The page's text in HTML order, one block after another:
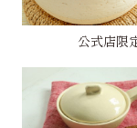
公式店限